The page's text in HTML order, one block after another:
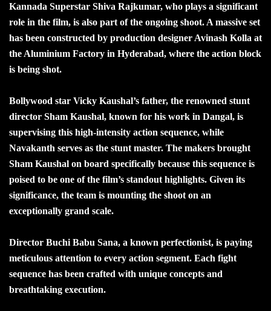
Kannada Superstar Shiva Rajkumar, who plays a significant
role in the film, is also part of the ongoing shoot. A massive set
has been constructed by production designer Avinash Kolla at
the Aluminium Factory in Hyderabad, where the action block
is being shot.
Bollywood star Vicky Kaushal’s father, the renowned stunt
director Sham Kaushal, known for his work in Dangal, is
supervising this high-intensity action sequence, while
Navakanth serves as the stunt master. The makers brought
Sham Kaushal on board specifically because this sequence is
poised to be one of the film’s standout highlights. Given its
significance, the team is mounting the shoot on an
exceptionally grand scale.
Director Buchi Babu Sana, a known perfectionist, is paying
meticulous attention to every action segment. Each fight
sequence has been crafted with unique concepts and
breathtaking execution.